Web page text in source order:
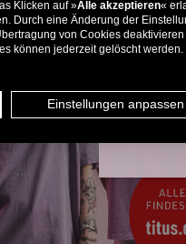
E-
Klicken auf »Alle akzeptieren«
Durch eine Änderung der
von Cookies
können jederzeit gelöscht werden.
Einstellungen anpassen